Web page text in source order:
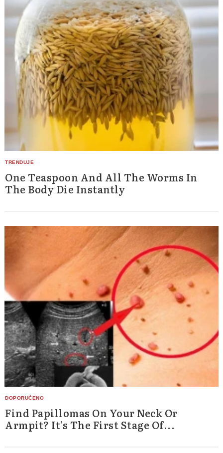
One Teaspoon And All The Worms In
The Body Die Instantly
Find Papillomas On Your Neck Or
Armpit? It's The First Stage Of...